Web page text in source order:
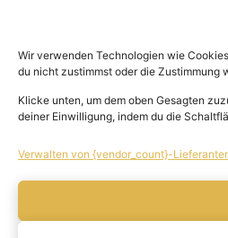
Wir verwenden Technologien wie
du nicht zustimmst oder die Zustimmung
Klicke unten, um dem oben Gesagten
deiner Einwilligung, indem du die
Verwalten von {vendor_count}-